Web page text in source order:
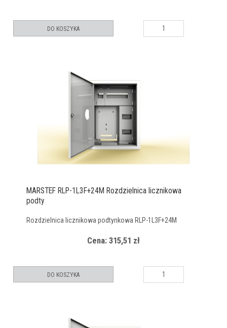
DO KOSZYKA
MARSTEF RLP-1L3F+24M Rozdzielnica licznikowa
podty
Rozdzielnica licznikowa podtynkowa RLP-1L3F+24M
Cena: 315,51 zł
DO KOSZYKA